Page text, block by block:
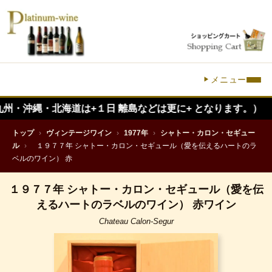
メニュー
海道は+１日 離島などは更に+ となります。）
トップ › ヴィンテージワイン › 1977年 ›
シャトー・カロン・セギュー
ル ›
１９７７年 シャトー・カロン・セギュール（愛を伝えるハートのラ
ベルのワイン） 赤
１９７７年 シャトー・カロン・セギュール（愛を伝
えるハートのラベルのワイン） 赤ワイン
Chateau Calon-Segur